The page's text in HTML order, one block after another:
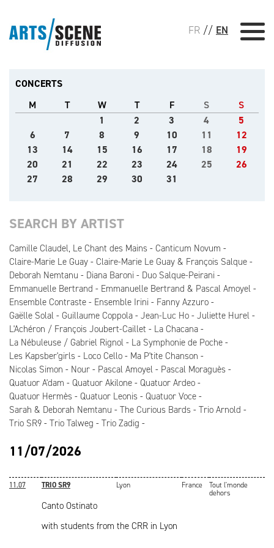
FR // EN
CONCERTS
M
T W T F S
S
1
2 3 4
5
6
7 8 9 10 11
12
13
14 15 16 17 18
19
20
21 22 23 24 25
26
27
28 29 30 31
SEARCH BY ARTIST
Camille Claudel, Le Chant des Mains
Canticum Novum
Claire-Marie Le Guay
Claire-Marie Le Guay & François Salque
Deborah Nemtanu
Diana Baroni
Duo Salque-Peirani
Emmanuelle Bertrand
Emmanuelle Bertrand & Pascal Amoyel
Ensemble Contraste
Ensemble Irini
Fanny Azzuro
Gaëlle Solal
Guillaume Coppola Jean-Luc Ho
Juliette Hurel
L'Achéron / François Joubert-Caillet
La Chacana
La Nébuleuse / Gabriel Rignol
La Symphonie de Poche
Les Kapsber'girls
Loco Cello
Ma P'tite Chanson
Nicolas Simon
Nour Pascal Amoyel
Pascal Moraguès
Quatuor A'dam
Quatuor Akilone
Quatuor Ardeo
Quatuor Hermès
Quatuor Leonis
Quatuor Voce
Sarah & Deborah Nemtanu
The Curious Bards
Trio Arnold
Trio SR9
Trio Talweg Trio Zadig
11/07/2026
11.07 TRIO SR9 Lyon France
Tout l'monde
dehors
Canto Ostinato
with students from the CRR in Lyon